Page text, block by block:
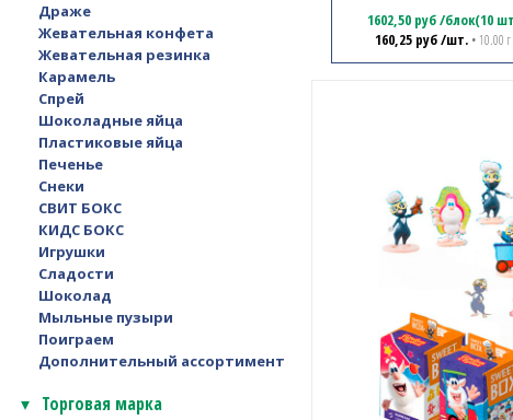
Драже
Жевательная конфета
Жевательная резинка
Карамель
Спрей
Шоколадные яйца
Пластиковые яйца
Печенье
Снеки
СВИТ БОКС
КИДС БОКС
Игрушки
Сладости
Шоколад
Мыльные пузыри
Поиграем
Дополнительный ассортимент
Торговая марка
1602,50руб/блок(10
160,25 руб/шт. • 10.00 г